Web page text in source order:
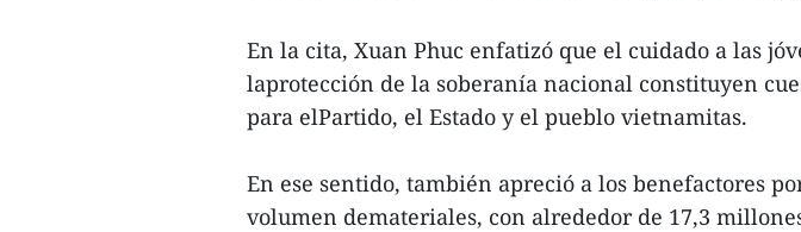
En la cita, Xuan Phuc enfatizó que el cuidado a las
laprotección de la soberanía nacional constituyen
para elPartido, el Estado y el pueblo vietnamitas.
En ese sentido, también apreció a los benefactores
volumen demateriales, con alrededor de 17,3